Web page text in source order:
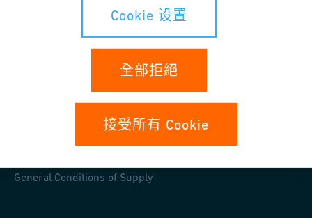
一般採購條款
General Conditions of Supply
Cookie 设置
全部拒絕
接受所有 Cookie